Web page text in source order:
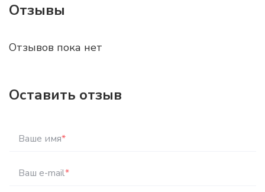
Отзывы
Отзывов пока нет
Оставить отзыв
Ваше имя*
Ваш e-mail*